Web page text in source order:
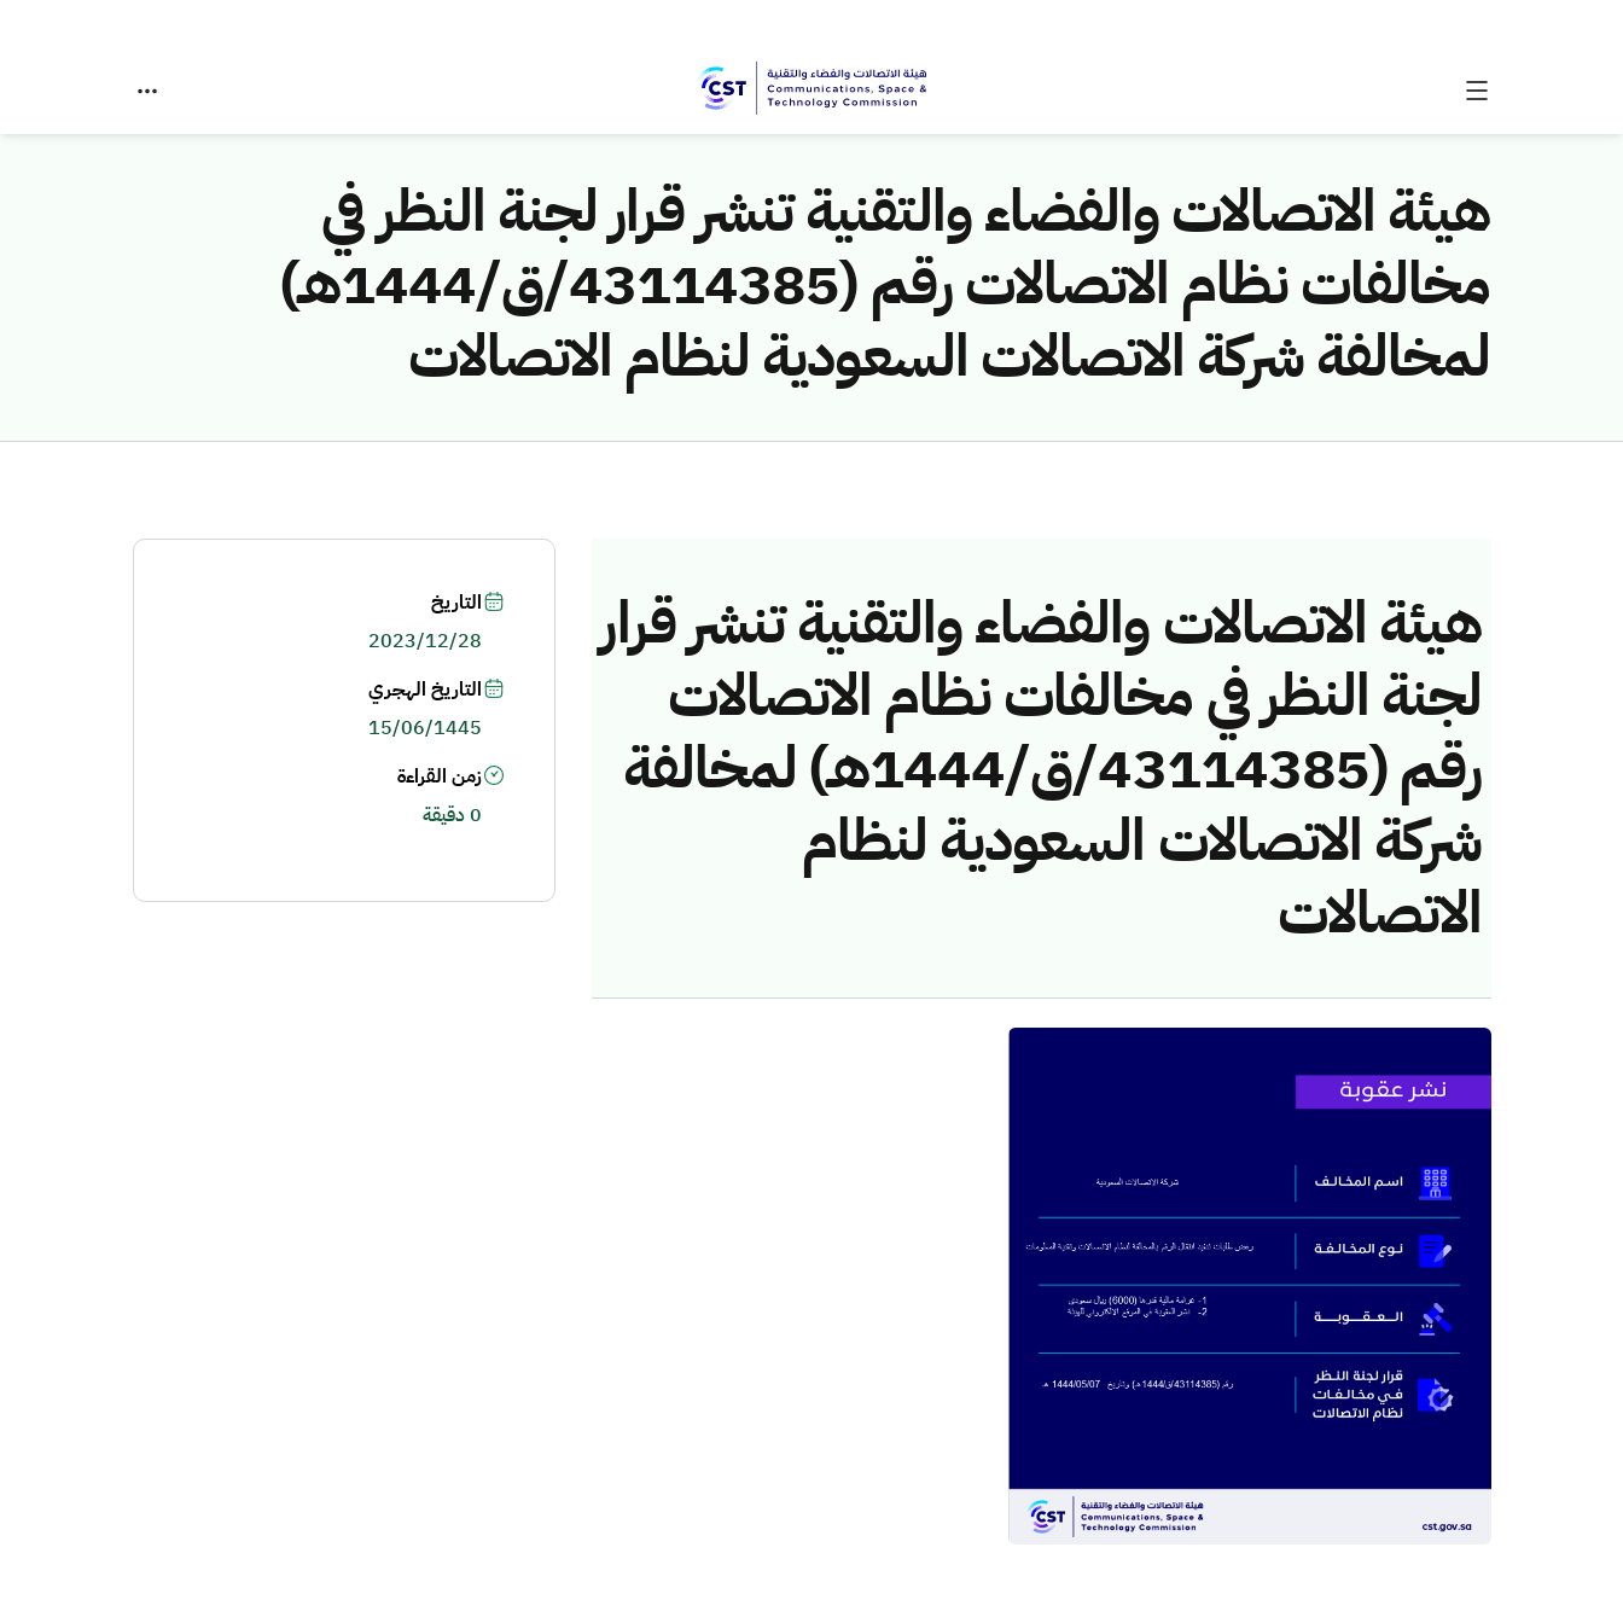
هيئة الاتصالات والفضاء والتقنية تنشر قرار لجنة النظر في
مخالفات نظام الاتصالات رقم (43114385/ق/1444هـ)
لمخالفة شركة الاتصالات السعودية لنظام الاتصالات
هيئة الاتصالات والفضاء والتقنية تنشر قرار
لجنة النظر في مخالفات نظام الاتصالات
رقم (43114385/ق/1444هـ) لمخالفة
شركة الاتصالات السعودية لنظام
الاتصالات
التاريخ
2023/12/28
التاريخ الهجري
15/06/1445
زمن القراءة
0 دقيقة